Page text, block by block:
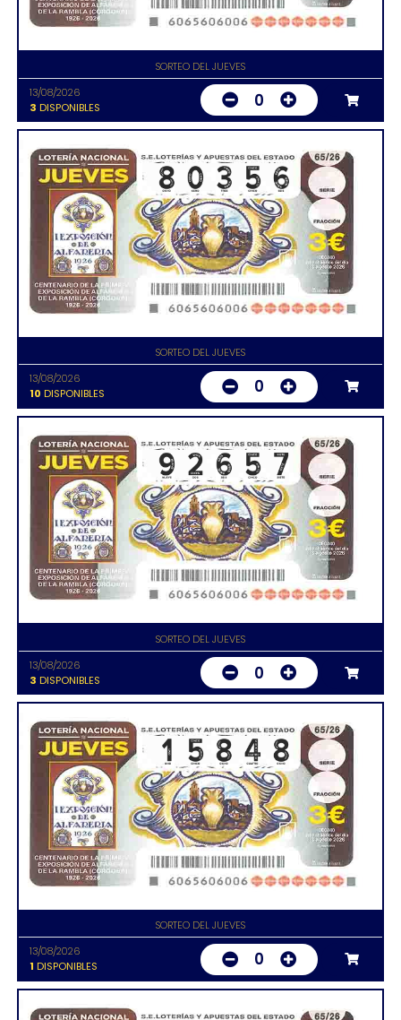
SORTEO DEL JUEVES
13/08/2026
3 DISPONIBLES 0
SORTEO DEL JUEVES
13/08/2026
10 DISPONIBLES 0
SORTEO DEL JUEVES
13/08/2026
3 DISPONIBLES 0
SORTEO DEL JUEVES
13/08/2026
1 DISPONIBLES 0